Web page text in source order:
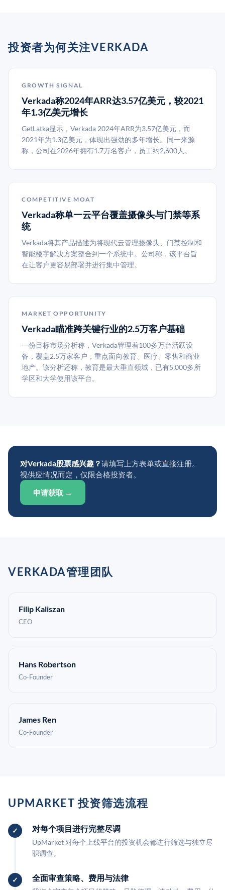
投资者为何关注VERKADA
GROWTH SIGNAL
Verkada称2024年ARR达3.57亿美元，较2021
年1.3亿美元增长
GetLatka显示，Verkada 2024年ARR为3.57亿美元，而
2021年为1.3亿美元，体现出强劲的多年增长。同一来源
称，公司在2026年拥有1.7万名客户，员工约2,600人。
COMPETITIVE MOAT
Verkada称单一云平台覆盖摄像头与门禁等系
统
Verkada将其产品描述为将现代云管理摄像头、门禁控制和
智能楼宇解决方案整合到一个系统中。公司称，该平台旨
在让客户更容易部署并进行集中管理。
MARKET OPPORTUNITY
Verkada瞄准跨关键行业的2.5万客户基础
一份目标市场分析称，Verkada管理着100多万台活跃设
备，覆盖2.5万家客户，重点面向教育、医疗、零售和商业
地产。该分析还称，教育是最大垂直领域，已有5,000多所
学区和大学使用该平台。
对Verkada股票感兴趣？请填写上方表单或直接注册。
视供应情况而定，仅限合格投资者。
申请获取 →
VERKADA管理团队
Filip Kaliszan
CEO
Hans Robertson
Co-Founder
James Ren
Co-Founder
UPMARKET 投资筛选流程
对每个项目进行完整尽调
UpMarket 对每个上线平台的投资机会都进行筛选与独立尽
职调查。
全面审查策略、费用与法律